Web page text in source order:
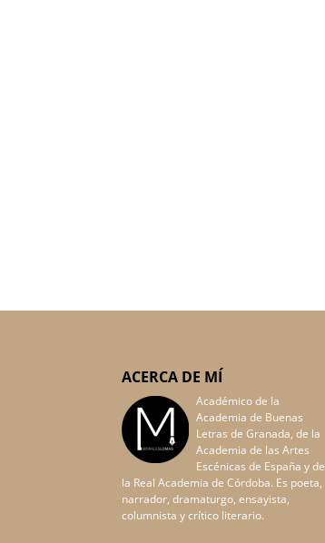
ACERCA DE MÍ
Académico de la
Academia de Buenas
Letras de Granada, de la
Academia de las Artes
Escénicas de España y de
la Real Academia de Córdoba. Es poeta,
narrador, dramaturgo, ensayista,
columnista y crítico literario.